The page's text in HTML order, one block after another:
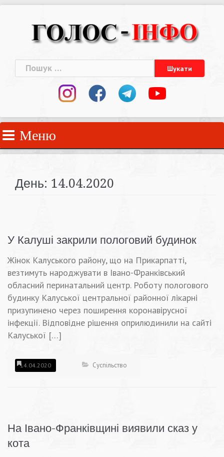
Пошук:
Меню
День: 14.04.2020
У Калуші закрили пологовий будинок
Жінок Калуського району, що на Прикарпатті,
везтимуть народжувати в Івано-Франківський
обласний перинатальний центр. Роботу пологового
будинку Калуської центральної районної лікарні
призупинено через поширення коронавірусної
інфекції. Відповідне рішення оприлюдинили на сайті
Калуської […]
14.04.2020 Суспільство
На Івано-Франківщині виявили сказ у
кота